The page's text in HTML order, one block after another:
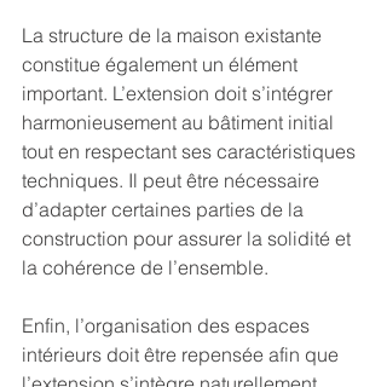
La structure de la maison existante
constitue également un élément
important. L’extension doit s’intégrer
harmonieusement au bâtiment initial
tout en respectant ses caractéristiques
techniques. Il peut être nécessaire
d’adapter certaines parties de la
construction pour assurer la solidité et
la cohérence de l’ensemble.
Enfin, l’organisation des espaces
intérieurs doit être repensée afin que